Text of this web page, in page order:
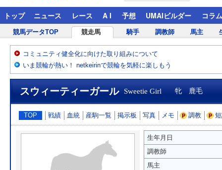
トップ ニュース レース A I 予想 UMAIビルダー コラム
競馬データTOP 競走馬 騎手 調教師 馬主
コミュニティ健全化に向けた取り組みについて
いま競輪が熱い！ netkeirinで競輪を気軽に楽しもう
スウィーティーガール Sweetie Girl 牝 鹿毛
TOP 戦績 血統 産駒一覧 掲示板 写真 メモ 調教
生年月日
調教師
馬主